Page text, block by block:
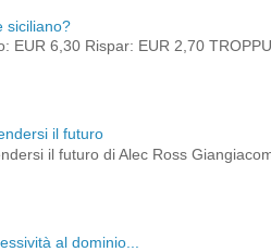
siciliano?
EUR 6,30 Rispar: EUR 2,70
il futuro
il futuro di Alec Ross
al dominio...